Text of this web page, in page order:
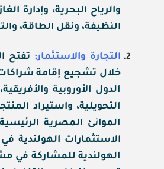
والرياح البحرية، وإدارة
النظيفة، ونقل الطاقة،
التجارة والاستثمار: تفتح
خلال تشجيع إقامة شراكات
الدول الأوروبية
التحويلية، واستيراد
الموانئ المصرية
الاستثمارات الهولندية
الهولندية للمشاركة في